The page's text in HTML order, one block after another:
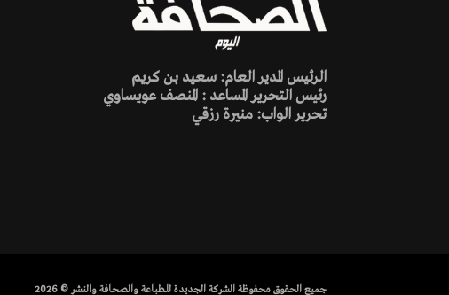
الرئيس المدير العام: سعيد بن كريم
رئيس التحرير المساعد : المنصف عويساوي
تحرير الواب: منيرة رزقي
جميع الحقوق محفوظة الشركة الجديدة للطباعة والصحافة والنشر © 2026